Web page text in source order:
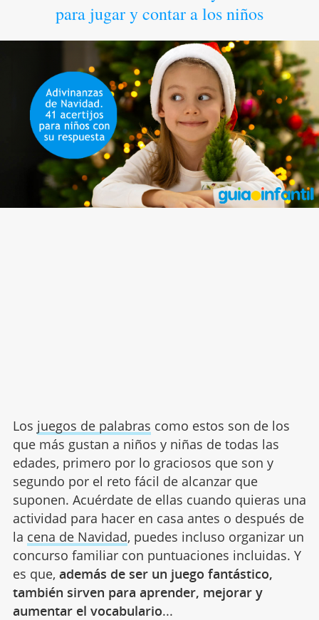
para jugar y contar a los niños
Los juegos de palabras como estos son de los
que más gustan a niños y niñas de todas las
edades, primero por lo graciosos que son y
segundo por el reto fácil de alcanzar que
suponen. Acuérdate de ellas cuando quieras una
actividad para hacer en casa antes o después de
la cena de Navidad, puedes incluso organizar un
concurso familiar con puntuaciones incluidas. Y
es que, además de ser un juego fantástico,
también sirven para aprender, mejorar y
aumentar el vocabulario...